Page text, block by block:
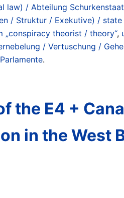
/ Abteilung
/ Struktur / Exekutive) /
„conspiracy theorist / theory“,
/ Vertuschung /
.
the E4 +
in the West